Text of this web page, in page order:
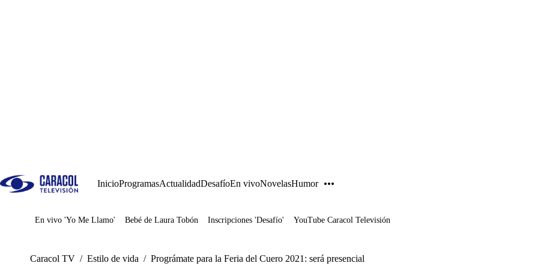
InicioProgramasActualidadDesafíoEn vivoNovelasHumor
Juegos
En vivo 'Yo Me Llamo' Bebé de Laura Tobón Inscripciones 'Desafío' YouTube Caracol Televisión
Caracol TV / Estilo de vida / Prográmate para la Feria del Cuero 2021: será presencial